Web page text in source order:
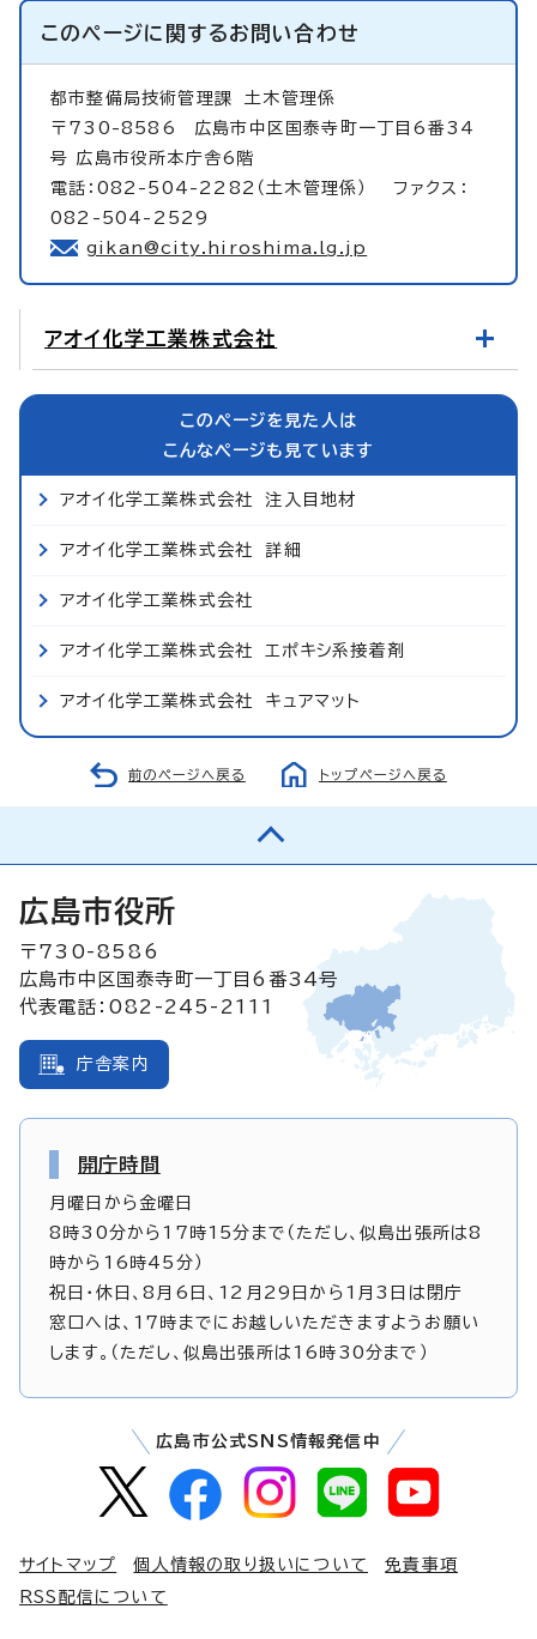
このページに関するお問い合わせ
都市整備局技術管理課土木管理係
〒730-8586 広島市中区国泰寺町一丁目6番34
号 広島市役所本庁舎6階
電話：082-504-2282（土木管理係） ファクス：
082-504-2529
gikan@city.hiroshima.lg.jp
アオイ化学工業株式会社
このページを見た人は
こんなページも見ています
アオイ化学工業株式会社 注入目地材
アオイ化学工業株式会社 詳細
アオイ化学工業株式会社
アオイ化学工業株式会社 エポキシ系接着剤
アオイ化学工業株式会社 キュアマット
前のページへ戻る トップページへ戻る
広島市役所
〒730-8586
広島市中区国泰寺町一丁目6番34号
代表電話：082-245-2111
庁舎案内
開庁時間
月曜日から金曜日
8時30分から17時15分まで（ただし、似島出張所は8
時から16時45分）
祝日・休日、8月6日、12月29日から1月3日は閉庁
窓口へは、17時までにお越しいただきますようお願い
します。（ただし、似島出張所は16時30分まで）
広島市公式SNS情報発信中
サイトマップ 個人情報の取り扱いについて
免責事項
RSS配信について